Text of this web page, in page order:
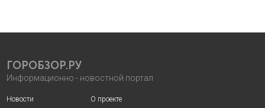
ГОРОБЗОР.РУ
Информационно - новостной портал
Новости
О проекте